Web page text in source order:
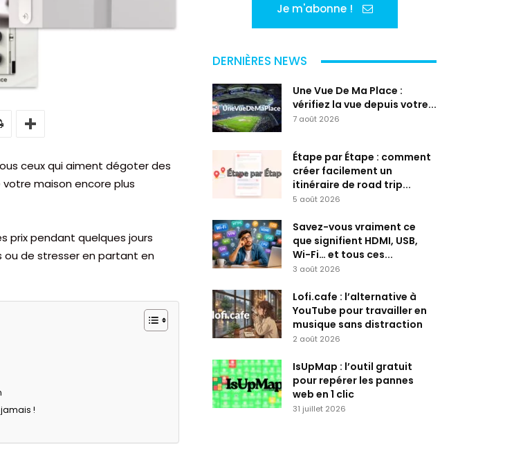
ceux qui aiment dégoter des
maison encore plus
prix pendant quelques jours
ou de stresser en partant en
!
Je m'abonne !
DERNIÈRES NEWS
Une Vue De Ma Place :
vérifiez la vue depuis votre...
7 août 2026
Étape par Étape : comment
créer facilement un
itinéraire de road trip...
5 août 2026
Savez-vous vraiment ce
que signifient HDMI, USB,
Wi-Fi… et tous ces...
3 août 2026
Lofi.cafe : l’alternative à
YouTube pour travailler en
musique sans distraction
2 août 2026
IsUpMap : l’outil gratuit
pour repérer les pannes
web en 1 clic
31 juillet 2026